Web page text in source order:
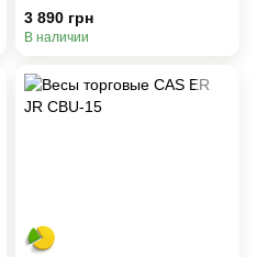
3 890 грн
В наличии